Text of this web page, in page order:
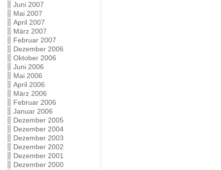
Juni 2007
Mai 2007
April 2007
März 2007
Februar 2007
Dezember 2006
Oktober 2006
Juni 2006
Mai 2006
April 2006
März 2006
Februar 2006
Januar 2006
Dezember 2005
Dezember 2004
Dezember 2003
Dezember 2002
Dezember 2001
Dezember 2000